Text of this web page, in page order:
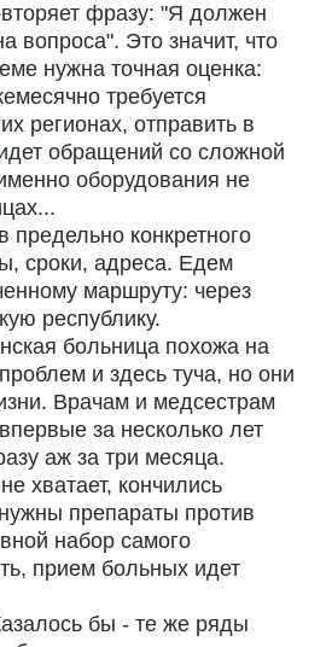
фразу: "Я должен
вопроса". Это значит, что
нужна точная оценка:
требуется
регионах, отправить в
обращений со сложной
оборудования не
предельно конкретного
сроки, адреса. Едем
маршруту: через
республику.
больница похожа на
и здесь туча, но они
Врачам и медсестрам
за несколько лет
аж за три месяца.
хватает, кончились
препараты против
набор самого
прием больных идет
бы - те же ряды